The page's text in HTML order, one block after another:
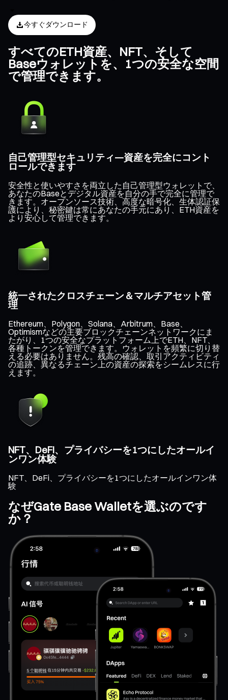
今すぐダウンロード
すべてのETH資産、NFT、そして
Baseウォレットを、1つの安全な空間
で管理できます。
自己管理型セキュリティ—資産を完全にコント
ロールできます
安全性と使いやすさを両立した自己管理型ウォレットで、
あなたのBaseとデジタル資産を自分の手で完全に管理で
きます。オープンソース技術、高度な暗号化、生体認証保
護により、秘密鍵は常にあなたの手元にあり、ETH資産を
より安心して管理できます。
統一されたクロスチェーン＆マルチアセット管
理
Ethereum、Polygon、Solana、Arbitrum、Base、
Optimismなどの主要ブロックチェーンネットワークにま
たがり、1つの安全なプラットフォーム上でETH、NFT、
各種トークンを管理できます。ウォレットを頻繁に切り替
える必要はありません。残高の確認、取引アクティビティ
の追跡、異なるチェーン上の資産の探索をシームレスに行
えます。
NFT、DeFi、プライバシーを1つにしたオールイ
ンワン体験
NFT、DeFi、プライバシーを1つにしたオールインワン体
験
なぜGate Base Walletを選ぶのです
か？